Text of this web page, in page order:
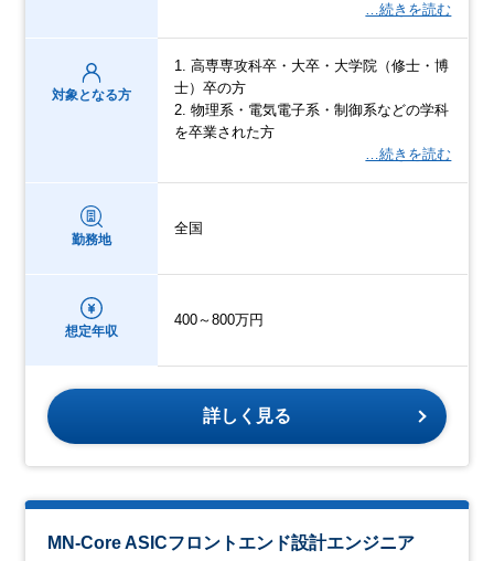
…続きを読む
対象となる方
1. 高専専攻科卒・大卒・大学院（修士・博
士）卒の方
2. 物理系・電気電子系・制御系などの学科
を卒業された方
…続きを読む
勤務地
全国
想定年収
400～800万円
詳しく見る
MN-Core ASICフロントエンド設計エンジニア